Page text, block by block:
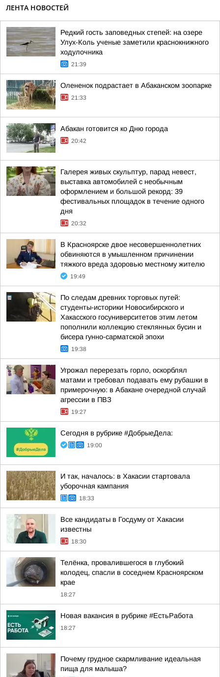
ЛЕНТА НОВОСТЕЙ
Редкий гость заповедных степей: на озере
Улух-Коль ученые заметили краснокнижного
ходулочника
21:39
Олененок подрастает в Абаканском зоопарке
21:33
Абакан готовится ко Дню города
20:42
Галерея живых скульптур, парад невест,
выставка автомобилей с необычным
оформлением и большой рекорд: 39
фестивальных площадок в течение одного
дня
20:32
В Красноярске двое несовершеннолетних
обвиняются в умышленном причинении
тяжкого вреда здоровью местному жителю
19:49
По следам древних торговых путей:
студенты-историки Новосибирского и
Хакасского госуниверситетов этим летом
пополнили коллекцию стеклянных бусин и
бисера гунно-сарматской эпохи
19:38
Угрожал перерезать горло, оскорблял
матами и требовал подавать ему рубашки в
примерочную: в Абакане очередной случай
агрессии в ПВЗ
19:27
Сегодня в рубрике #ДобрыеДела:
19:00
И так, началось: в Хакасии стартовала
уборочная кампания
18:33
Все кандидаты в Госдуму от Хакасии
известны
18:30
Телёнка, провалившегося в глубокий
колодец, спасли в соседнем Красноярском
крае
18:27
Новая вакансия в рубрике #ЕстьРабота
18:27
Почему грудное скармливание идеальная
пища для малыша?